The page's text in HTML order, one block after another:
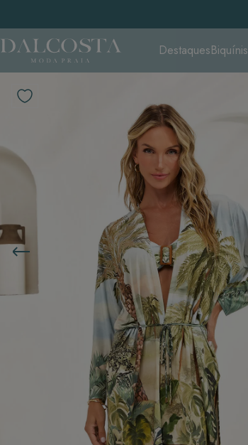
DestaquesBiquínis